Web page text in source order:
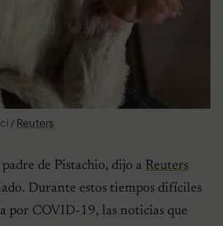
/ Reuters
de Pistachio, dijo a Reuters
Durante estos tiempos difíciles
por COVID-19, las noticias que